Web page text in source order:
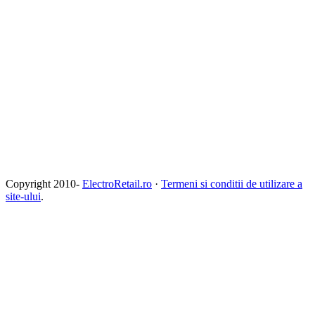
Copyright 2010- ElectroRetail.ro · Termeni si conditii de utilizare a
site-ului.